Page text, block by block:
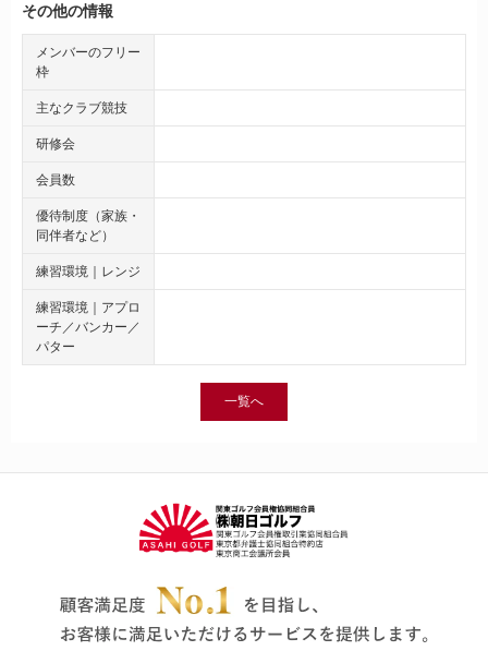
その他の情報
メンバーのフリー
枠
主なクラブ競技
研修会
会員数
優待制度（家族・
同伴者など）
練習環境｜レンジ
練習環境｜アプロ
ーチ／バンカー／
パター
一覧へ